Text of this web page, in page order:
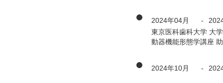
2024年04月 -
東京医科歯科大学 大
動器機能形態学講座
2024年10月 -